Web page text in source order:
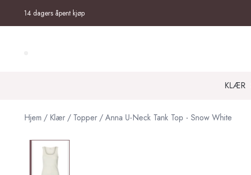
14 dagers åpent kjøp
KLÆR
Hjem / Klær / Topper /Anna U-Neck Tank Top - Snow White